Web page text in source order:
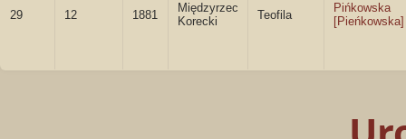
29 12 1881
Międzyrzec
Korecki
Teofila
Pińkowska
[Pieńkowska]